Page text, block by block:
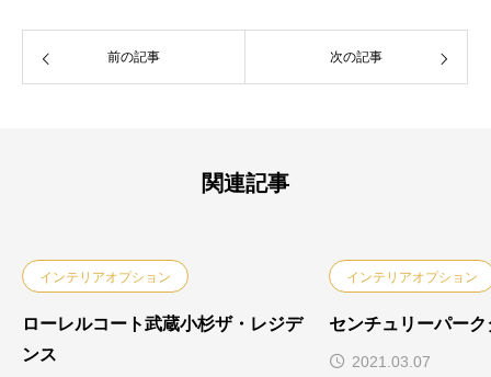
前の記事 次の記事
関連記事
インテリアオプション
ローレルコート武蔵小杉ザ・レジデ
ンス
インテリアオプション
センチュリーパーク
2021.03.07